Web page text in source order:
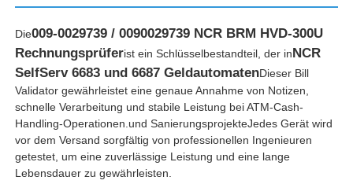
Die009-0029739 / 0090029739 NCR BRM HVD-300U
Rechnungsprüferist ein Schlüsselbestandteil, der inNCR
SelfServ 6683 und 6687 GeldautomatenDieser Bill
Validator gewährleistet eine genaue Annahme von Notizen,
schnelle Verarbeitung und stabile Leistung bei ATM-Cash-
Handling-Operationen.und SanierungsprojekteJedes Gerät wird
vor dem Versand sorgfältig von professionellen Ingenieuren
getestet, um eine zuverlässige Leistung und eine lange
Lebensdauer zu gewährleisten.